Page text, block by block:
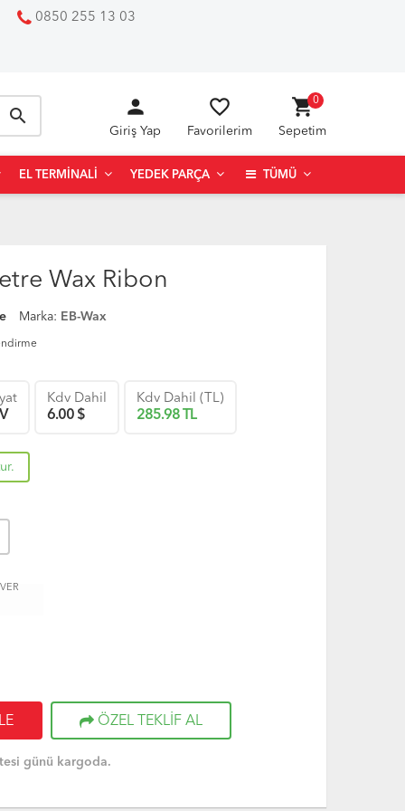
0850 255 13 03
search person
Giriş Yap
favorite_border
Favorilerim
shopping_cart
Sepetim
0
EL TERMINALI YEDEK PARÇA TÜMÜ
Wax Ribon
Marka: EB-Wax
Kdv Dahil
6.00 $
Kdv Dahil (TL)
285.98 TL
ÖZEL TEKLİF AL
günü kargoda.